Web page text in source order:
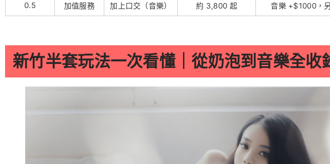
0.5 加值服務 加上口交（音樂） 約 3,800 起 音樂 +$1000，
新竹半套玩法一次看懂｜從奶泡到音樂全收